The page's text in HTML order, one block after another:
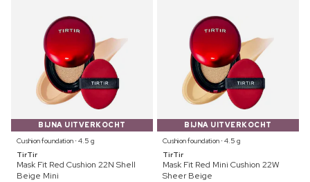
BIJNA UITVERKOCHT
Cushion foundation ⋅ 4.5 g
TirTir
Mask Fit Red Cushion 22N Shell
Beige Mini
BIJNA UITVERKOCHT
Cushion foundation ⋅ 4.5 g
TirTir
Mask Fit Red Mini Cushion 22W
Sheer Beige